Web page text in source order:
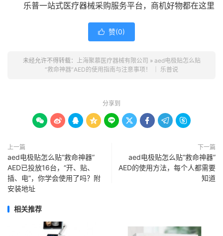
乐普一站式医疗器械采购服务平台，商机好物都在这里
 赞(0)
未经允许不得转载： 上海聚慕医疗器械有限公司 » aed电极贴怎么贴
“救命神器”AED的使用指南与注意事项！ ｜ 乐普说
分享到
        
上一篇
aed电极贴怎么贴“救命神器”
AED已投放16台，“开、贴、
插、电”，你学会使用了吗？附
安装地址
下一篇
aed电极贴怎么贴“救命神器”
AED的使用方法，每个人都需要
知道
相关推荐